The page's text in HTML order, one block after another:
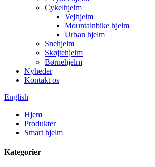
Cykelhjelm
Vejhjelm
Mountainbike hjelm
Urban hjelm
Snehjelm
Skøjtehjelm
Børnehjelm
Nyheder
Kontakt os
English
Hjem
Produkter
Smart hjelm
Kategorier